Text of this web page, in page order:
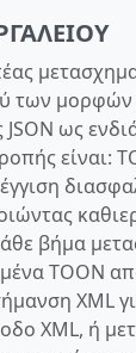
των μορφών
ως
βήμα
TOON
XML
XML, ή